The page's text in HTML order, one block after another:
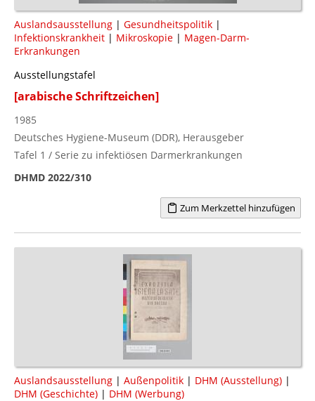
Auslandsausstellung | Gesundheitspolitik |
Infektionskrankheit | Mikroskopie | Magen-Darm-
Erkrankungen
Ausstellungstafel
[arabische Schriftzeichen]
1985
Deutsches Hygiene-Museum (DDR), Herausgeber
Tafel 1 / Serie zu infektiösen Darmerkrankungen
DHMD 2022/310
Zum Merkzettel hinzufügen
Auslandsausstellung | Außenpolitik | DHM (Ausstellung) |
DHM (Geschichte) | DHM (Werbung)